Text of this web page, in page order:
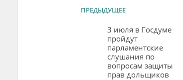
ПРЕДЫДУЩЕЕ
3 июля в Госдуме
пройдут
парламентские
слушания по
вопросам защиты
прав дольщиков